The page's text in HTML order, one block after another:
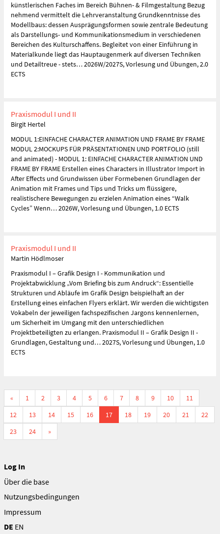
künstlerischen Faches im Bereich Bühnen- & Filmgestaltung Bezug
nehmend vermittelt die Lehrveranstaltung Grundkenntnisse des
Modellbaus: dessen Ausprägungsformen sowie zentrale Bedeutung
als Darstellungs- und Kommunikationsmedium in verschiedenen
Bereichen des Kulturschaffens. Begleitet von einer Einführung in
Materialkunde liegt das Hauptaugenmerk auf diversen Techniken
und Detailtreue - stets… 2026W/2027S, Vorlesung und Übungen, 2.0
ECTS
Praxismodul I und II
Birgit Hertel
MODUL 1:EINFACHE CHARACTER ANIMATION UND FRAME BY FRAME
MODUL 2:MOCKUPS FÜR PRÄSENTATIONEN UND PORTFOLIO (still
and animated) - MODUL 1: EINFACHE CHARACTER ANIMATION UND
FRAME BY FRAME Erstellen eines Characters in Illustrator Import in
After Effects und Grundwissen über Formebenen Grundlagen der
Animation mit Frames und Tips und Tricks um flüssigere,
realistischere Bewegungen zu erzielen Animation eines “Walk
Cycles” Wenn… 2026W, Vorlesung und Übungen, 1.0 ECTS
Praxismodul I und II
Martin Hödlmoser
Praxismodul I – Grafik Design I - Kommunikation und
Projektabwicklung „Vom Briefing bis zum Andruck“: Essentielle
Strukturen und Abläufe im Grafik Design beispielhaft an der
Erstellung eines einfachen Flyers erklärt. Wir werden die wichtigsten
Vokabeln der jeweiligen fachspezifischen Jargons kennenlernen,
um Sicherheit im Umgang mit den unterschiedlichen
Projektbeteiligten zu erlangen. Praxismodul II – Grafik Design II -
Grundlagen, Gestaltung und… 2027S, Vorlesung und Übungen, 1.0
ECTS
« 1 2 3 4 5 6 7 8 9 10
11
12
13 14 15 16 17 18 19 20 21
22
23
24 »
Log In
Über die base
Nutzungsbedingungen
Impressum
DE EN